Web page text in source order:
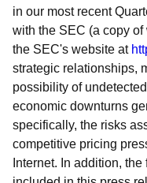
in our most recent
with the SEC (a copy
the SEC's website at
strategic relationships,
possibility of
economic downturns
specifically, the risks
competitive pricing
Internet. In addition,